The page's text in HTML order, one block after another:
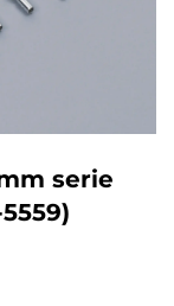
serie